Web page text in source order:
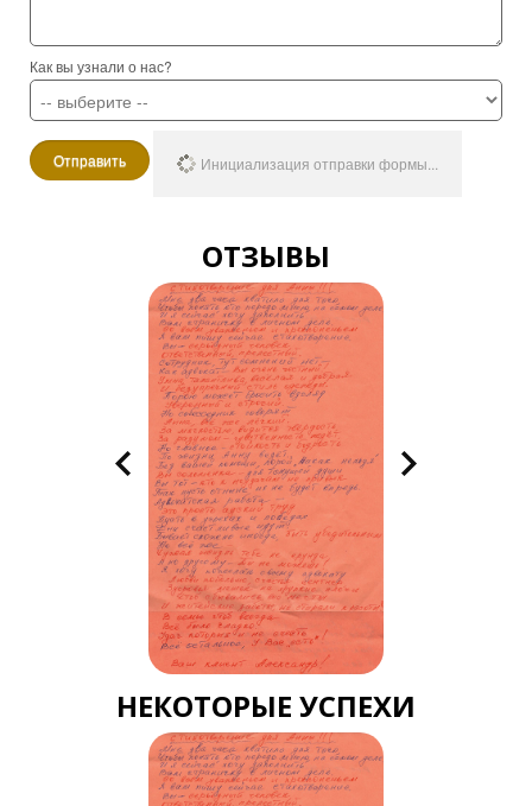
Как вы узнали о нас?
Отправить Инициализация отправки формы...
ОТЗЫВЫ
НЕКОТОРЫЕ УСПЕХИ